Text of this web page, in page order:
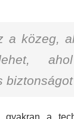
a közeg,